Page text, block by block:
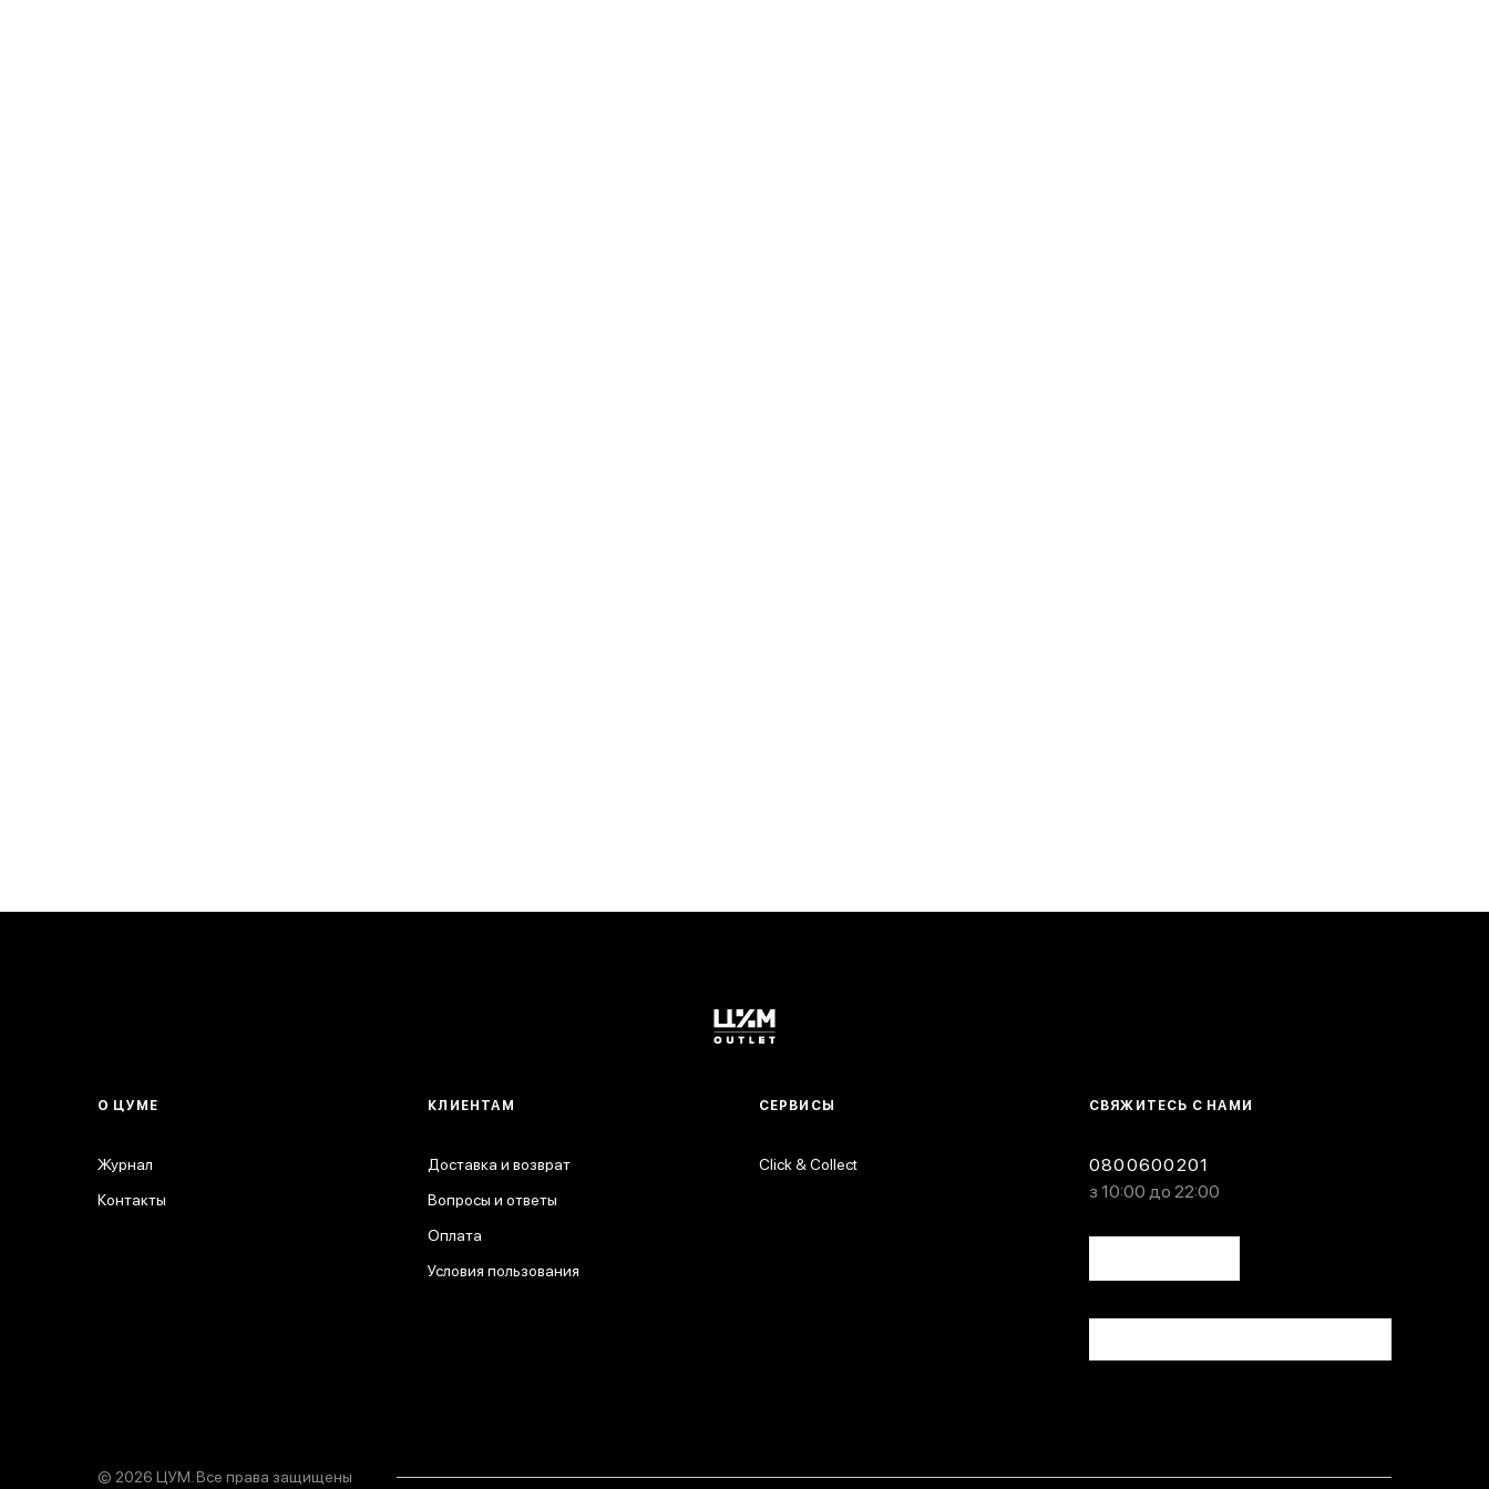
СВЯЖИТЕСЬ С НАМИ
0800600201
з 10:00 до 22:00
О ЦУМЕ
Журнал
Контакты
КЛИЕНТАМ
Доставка и возврат
Вопросы и ответы
Оплата
Условия пользования
СЕРВИСЫ
Click & Collect
© 2026 ЦУМ. Все права защищены